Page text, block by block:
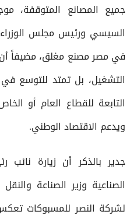
جميع المصانع المتوقفة،
السيسي ورئيس مجلس
في مصر مصنع مغلق، مضيفاً أن
التشغيل، بل تمتد للتوسع
التابعة للقطاع العام أو
ويدعم الاقتصاد الوطني.
جدير بالذكر أن زيارة نائب
الصناعية وزير الصناعة
لشركة النصر للمسبوكات